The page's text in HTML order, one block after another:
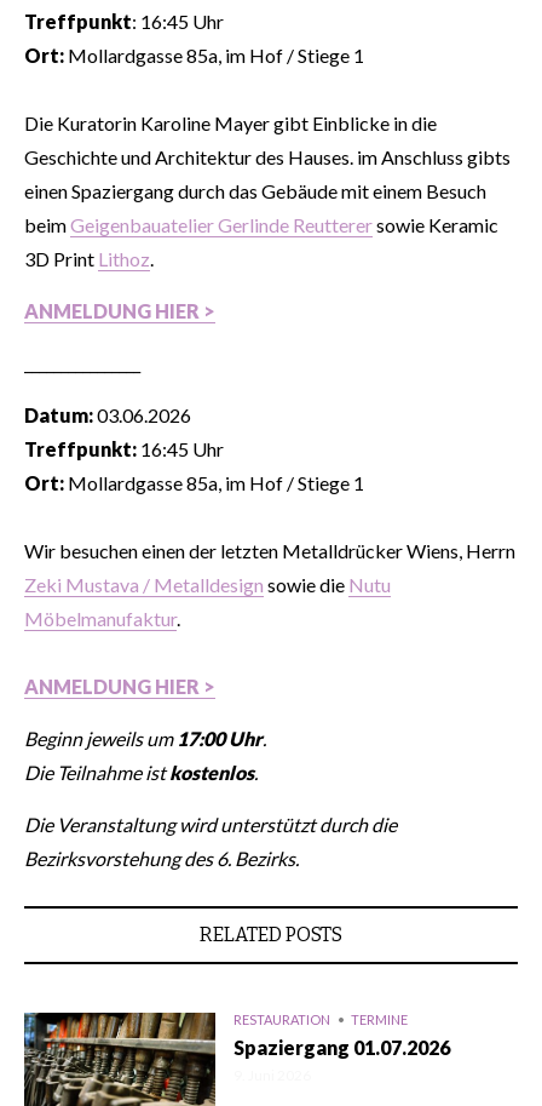
Treffpunkt: 16:45 Uhr
Ort: Mollardgasse 85a, im Hof / Stiege 1
Die Kuratorin Karoline Mayer gibt Einblicke in die
Geschichte und Architektur des Hauses. im Anschluss gibts
einen Spaziergang durch das Gebäude mit einem Besuch
beimGeigenbauatelier Gerlinde Reutterersowie Keramic
3D Print Lithoz.
ANMELDUNG HIER >
Datum:03.06.2026
Treffpunkt: 16:45 Uhr
Ort: Mollardgasse 85a, im Hof / Stiege 1
Wir besuchen einen der letzten Metalldrücker Wiens, Herrn
Zeki Mustava / Metalldesign sowie die Nutu
Möbelmanufaktur.
ANMELDUNG HIER >
Beginn jeweils um 17:00 Uhr.
Die Teilnahme istkostenlos.
Die Veranstaltung wird unterstützt durch die
Bezirksvorstehung des 6. Bezirks.
RELATED POSTS
RESTAURATION TERMINE
Spaziergang 01.07.2026